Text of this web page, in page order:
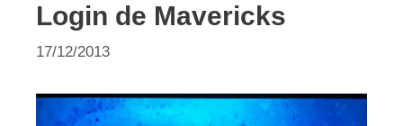
Login de Mavericks
17/12/2013